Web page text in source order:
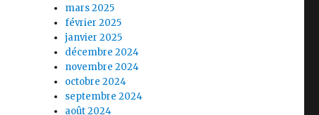
mars 2025
février 2025
janvier 2025
décembre 2024
novembre 2024
octobre 2024
septembre 2024
août 2024